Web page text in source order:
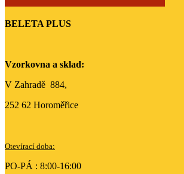
BELETA PLUS
Vzorkovna a sklad:
V Zahradě 884,
252 62 Horoměřice
Otevírací doba:
PO-PÁ : 8:00-16:00